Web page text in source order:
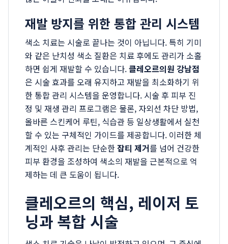
재발 방지를 위한 통합 관리 시스템
색소 치료는 시술로 끝나는 것이 아닙니다. 특히 기미
와 같은 난치성 색소 질환은 치료 후에도 관리가 소홀
하면 쉽게 재발할 수 있습니다.클레오르의원 강남점
은 시술 효과를 오래 유지하고 재발을 최소화하기 위
한 통합 관리 시스템을 운영합니다. 시술 후 피부 진
정 및 재생 관리 프로그램은 물론, 자외선 차단 방법,
올바른 스킨케어 루틴, 식습관 등 일상생활에서 실천
할 수 있는 구체적인 가이드를 제공합니다. 이러한 체
계적인 사후 관리는 단순한잡티 제거를 넘어 건강한
피부 환경을 조성하여 색소의 재발을 근본적으로 억
제하는 데 큰 도움이 됩니다.
클레오르의 핵심, 레이저 토
닝과 복합 시술